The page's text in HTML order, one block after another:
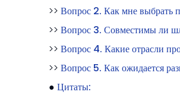
>> Вопрос 2. Как мне выбрать
>> Вопрос 3. Совместимы ли
>> Вопрос 4. Какие отрасли
>> Вопрос 5. Как ожидается
● Цитаты: